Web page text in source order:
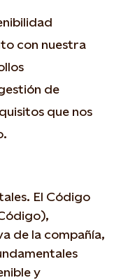
con nuestra
de
que nos
El Código
de la compañía,
y